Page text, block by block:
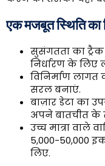
एक मजबूत स्थिति का
सुसंगतता का ट्रैक
निर्धारण के लिए
विनिर्माण
सरल बनाएं.
बाज़ार डेटा का
अपने बातचीत
उच्च मात्रा वाले
5,000-50,000
लिए.